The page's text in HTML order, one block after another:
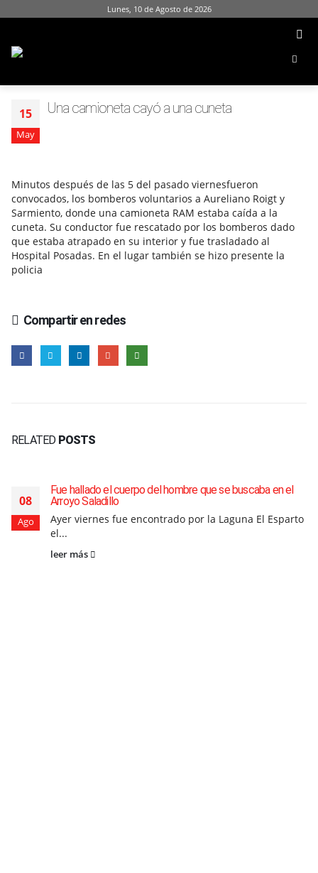
Lunes, 10 de Agosto de 2026
15
May
Una camioneta cayó a una cuneta
Minutos después de las 5 del pasado viernesfueron
convocados, los bomberos voluntarios a Aureliano Roigt y
Sarmiento, donde una camioneta RAM estaba caída a la
cuneta. Su conductor fue rescatado por los bomberos dado
que estaba atrapado en su interior y fue trasladado al
Hospital Posadas. En el lugar también se hizo presente la
policia
Compartir en redes
RELATED POSTS
08
Ago
Fue hallado el cuerpo del hombre que se buscaba en el
Arroyo Saladillo
Ayer viernes fue encontrado por la Laguna El Esparto
el...
leer más